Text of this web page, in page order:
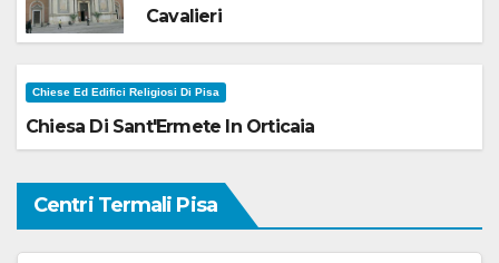
Cavalieri
Chiese Ed Edifici Religiosi Di Pisa
Chiesa Di Sant'Ermete In Orticaia
Centri Termali Pisa